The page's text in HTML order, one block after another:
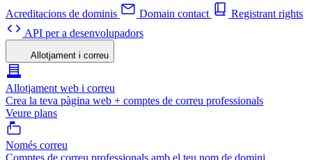
Acreditacions de dominis
Domain contact
Registrant rights
API per a desenvolupadors
Allotjament i correu
Allotjament web i correu
Crea la teva pàgina web + comptes de correu professionals
Veure plans
Només correu
Comptes de correu professionals amb el teu nom de domini